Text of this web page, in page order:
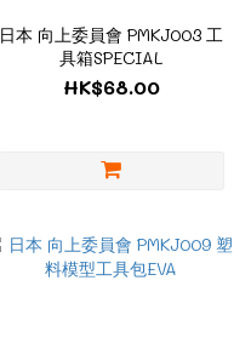
日本 向上委員會 PMKJ003 工
具箱SPECIAL
HK$68.00